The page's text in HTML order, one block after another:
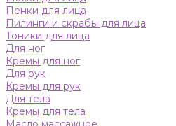
Пенки для лица
Пилинги и скрабы для лица
Тоники для лица
Для ног
Кремы для ног
Для рук
Кремы для рук
Для тела
Кремы для тела